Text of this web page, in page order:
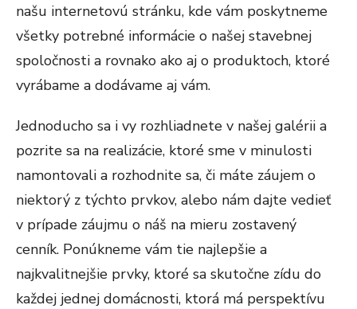
našu internetovú stránku, kde vám poskytneme
všetky potrebné informácie o našej stavebnej
spoločnosti a rovnako ako aj o produktoch, ktoré
vyrábame a dodávame aj vám.
Jednoducho sa i vy rozhliadnete v našej galérii a
pozrite sa na realizácie, ktoré sme v minulosti
namontovali a rozhodnite sa, či máte záujem o
niektorý z týchto prvkov, alebo nám dajte vedieť
v prípade záujmu o náš na mieru zostavený
cenník. Ponúkneme vám tie najlepšie a
najkvalitnejšie prvky, ktoré sa skutočne zídu do
každej jednej domácnosti, ktorá má perspektívu